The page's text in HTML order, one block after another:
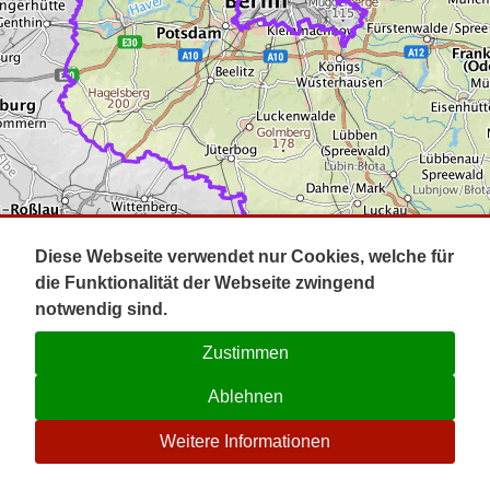
Impressum
Kontakt
☉
Diese Webseite verwendet nur Cookies, welche für
die Funktionalität der Webseite zwingend
notwendig sind.
Zustimmen
Ablehnen
Weitere Informationen